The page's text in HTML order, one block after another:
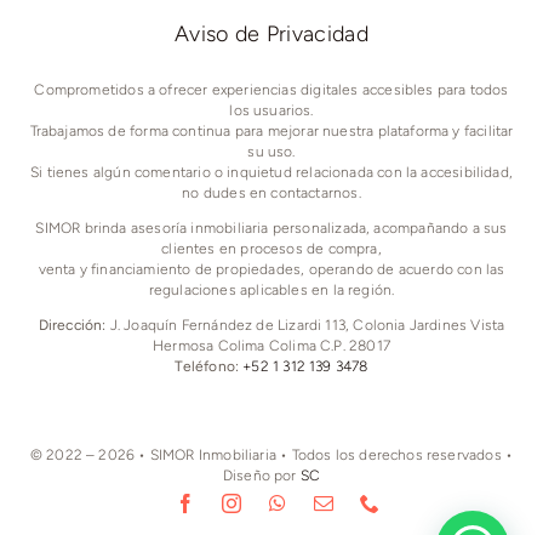
Aviso de Privacidad
Comprometidos a ofrecer experiencias digitales accesibles para todos
los usuarios.
Trabajamos de forma continua para mejorar nuestra plataforma y facilitar
su uso.
Si tienes algún comentario o inquietud relacionada con la accesibilidad,
no dudes en contactarnos.
SIMOR brinda asesoría inmobiliaria personalizada, acompañando a sus
clientes en procesos de compra,
venta y financiamiento de propiedades, operando de acuerdo con las
regulaciones aplicables en la región.
Dirección: J. Joaquín Fernández de Lizardi 113, Colonia Jardines Vista
Hermosa Colima Colima C.P. 28017
Teléfono: +52 1 312 139 3478
© 2022 – 2026 • SIMOR Inmobiliaria • Todos los derechos reservados •
Diseño por SC